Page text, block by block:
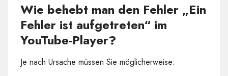
Wie behebt man den Fehler „Ein
Fehler ist aufgetreten“ im
YouTube-Player?
Je nach Ursache müssen Sie möglicherweise: